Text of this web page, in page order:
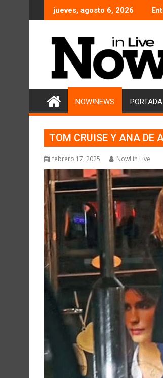
al
jueves, agosto 6, 2026
NOW!NEWS PORTADA
TOM CRUISE Y ANA DE
febrero 17, 2025 Now! in Live